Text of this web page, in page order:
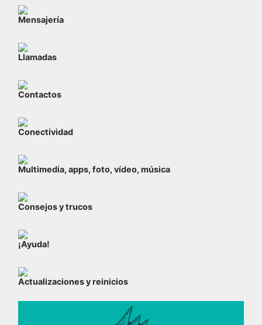
Mensajería
Llamadas
Contactos
Conectividad
Multimedia, apps, foto, vídeo, música
Consejos y trucos
¡Ayuda!
Actualizaciones y reinicios